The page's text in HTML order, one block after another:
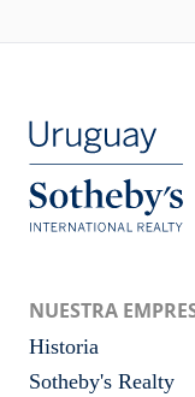
NUESTRA
Historia
Sotheby's Realty